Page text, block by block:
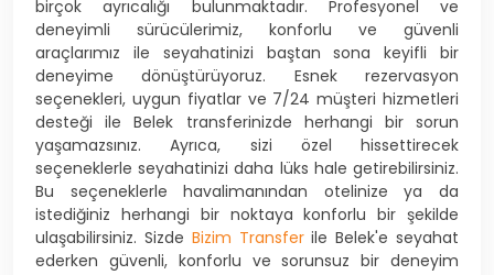
birçok ayrıcalığı bulunmaktadır. Profesyonel ve
deneyimli sürücülerimiz, konforlu ve güvenli
araçlarımız ile seyahatinizi baştan sona keyifli bir
deneyime dönüştürüyoruz. Esnek rezervasyon
seçenekleri, uygun fiyatlar ve 7/24 müşteri hizmetleri
desteği ile Belek transferinizde herhangi bir sorun
yaşamazsınız. Ayrıca, sizi özel hissettirecek
seçeneklerle seyahatinizi daha lüks hale getirebilirsiniz.
Bu seçeneklerle havalimanından otelinize ya da
istediğiniz herhangi bir noktaya konforlu bir şekilde
ulaşabilirsiniz. Sizde Bizim Transferile Belek'e seyahat
ederken güvenli, konforlu ve sorunsuz bir deneyim